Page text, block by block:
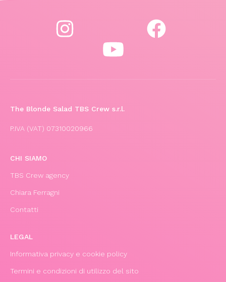
The Blonde Salad TBS Crew s.r.l.
P.IVA (VAT) 07310020966
CHI SIAMO
TBS Crew agency
Chiara Ferragni
Contatti
LEGAL
Informativa privacy e cookie policy
Termini e condizioni di utilizzo del sito